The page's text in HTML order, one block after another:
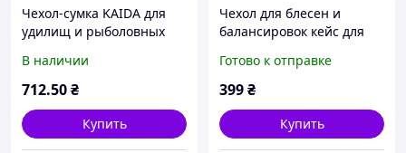
Чехол-сумка KAIDA для
удилищ и рыболовных
В наличии
712.50₴
Купить
Чехол для блесен и
балансировок кейс для
блесен сумка для
мормышек футляр для
чехол
Готово к отправке
399₴
Купить